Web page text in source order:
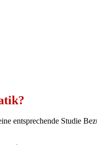
entsprechende Studie